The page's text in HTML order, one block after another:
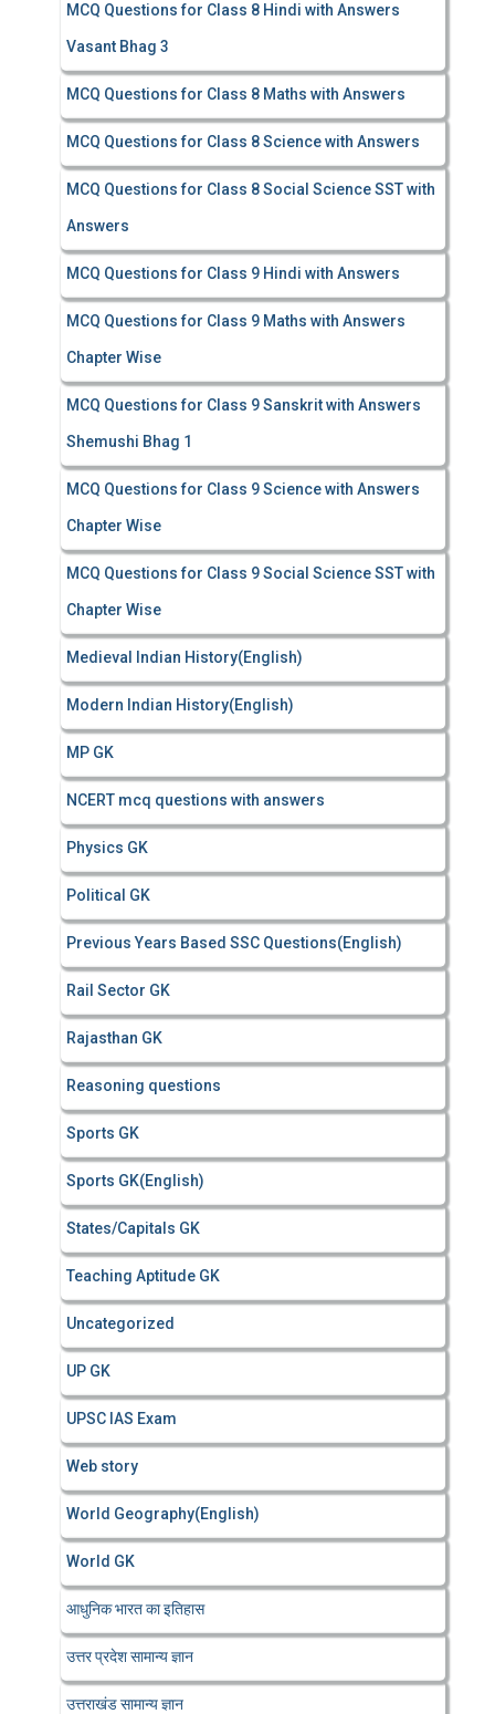
MCQ Questions for Class 8 Hindi with Answers
Vasant Bhag 3
MCQ Questions for Class 8 Maths with Answers
MCQ Questions for Class 8 Science with Answers
MCQ Questions for Class 8 Social Science SST with
Answers
MCQ Questions for Class 9 Hindi with Answers
MCQ Questions for Class 9 Maths with Answers
Chapter Wise
MCQ Questions for Class 9 Sanskrit with Answers
Shemushi Bhag 1
MCQ Questions for Class 9 Science with Answers
Chapter Wise
MCQ Questions for Class 9 Social Science SST with
Chapter Wise
Medieval Indian History(English)
Modern Indian History(English)
MP GK
NCERT mcq questions with answers
Physics GK
Political GK
Previous Years Based SSC Questions(English)
Rail Sector GK
Rajasthan GK
Reasoning questions
Sports GK
Sports GK(English)
States/Capitals GK
Teaching Aptitude GK
Uncategorized
UP GK
UPSC IAS Exam
Web story
World Geography(English)
World GK
आधुनिक भारत का इतिहास
उत्तर प्रदेश सामान्य ज्ञान
उत्तराखंड सामान्य ज्ञान